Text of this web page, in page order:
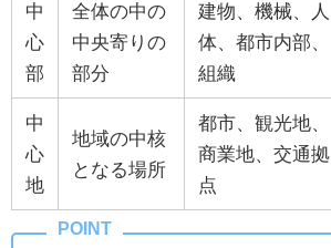
中
心
部
全体の中の
中央寄りの
部分
建物、機械、人
体、都市内部、
組織
中
心
地
地域の中核
となる場所
都市、観光地、
商業地、交通拠
点